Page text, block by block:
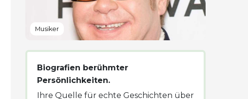
Musiker
Biografien berühmter
Persönlichkeiten.
Ihre Quelle für echte Geschichten über